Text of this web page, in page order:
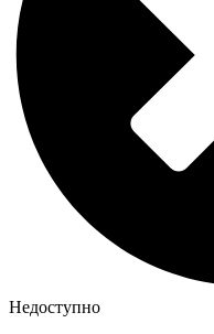
Недоступно